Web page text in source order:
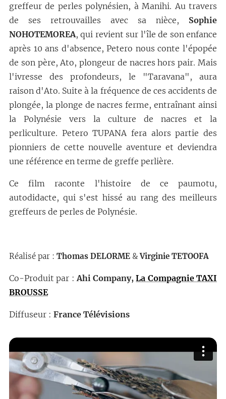
greffeur de perles polynésien, à Manihi. Au travers
de ses retrouvailles avec sa nièce, Sophie
NOHOTEMOREA, qui revient sur l'île de son enfance
après 10 ans d'absence, Petero nous conte l'épopée
de son père, Ato, plongeur de nacres hors pair. Mais
l'ivresse des profondeurs, le "Taravana", aura
raison d'Ato. Suite à la fréquence de ces accidents de
plongée, la plonge de nacres ferme, entraînant ainsi
la Polynésie vers la culture de nacres et la
perliculture. Petero TUPANA fera alors partie des
pionniers de cette nouvelle aventure et deviendra
une référence en terme de greffe perlière.
Ce film raconte l'histoire de ce paumotu,
autodidacte, qui s'est hissé au rang des meilleurs
greffeurs de perles de Polynésie.
Réalisé par : Thomas DELORME & Virginie TETOOFA
Co-Produit par :Ahi Company,La Compagnie TAXI
BROUSSE
Diffuseur : France Télévisions